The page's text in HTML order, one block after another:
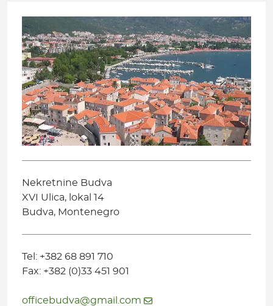
Nekretnine Budva
XVI Ulica, lokal 14
Budva, Montenegro
Tel: +382 68 891 710
Fax: +382 (0)33 451 901
officebudva@gmail.com